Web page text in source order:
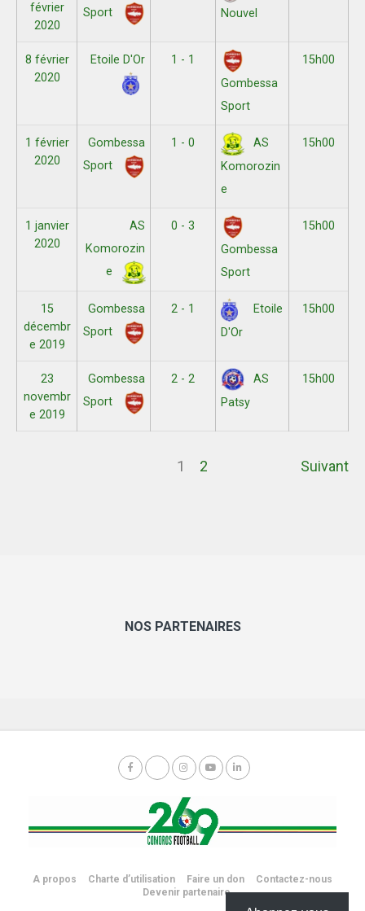
février
2020
Sport
Nouvel
8 février
2020
Etoile D'Or
1 - 1
Gombessa
Sport
15h00
1 février
2020
Gombessa
Sport
1 - 0
AS
Komorozin
e
15h00
1 janvier
2020
AS
Komorozin
e
0 - 3
Gombessa
Sport
15h00
15
décembr
e 2019
Gombessa
Sport
2 - 1
Etoile
D'Or
15h00
23
novembr
e 2019
Gombessa
Sport
2 - 2
AS
Patsy
15h00
1 2 Suivant
NOS PARTENAIRES
A propos Charte d’utilisation Faire un don
Contactez-nous
Devenir partenaire